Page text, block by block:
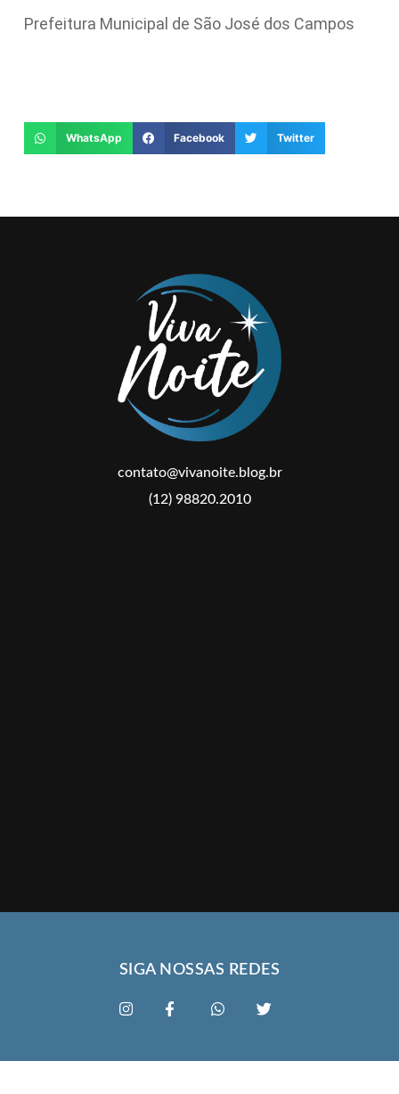
Prefeitura Municipal de São José dos Campos
WhatsApp Facebook Twitter
contato@vivanoite.blog.br
(12) 98820.2010
SIGA NOSSAS REDES